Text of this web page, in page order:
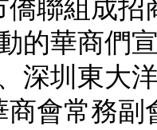
僑聯組成
的華商們
深圳東大
商會常務